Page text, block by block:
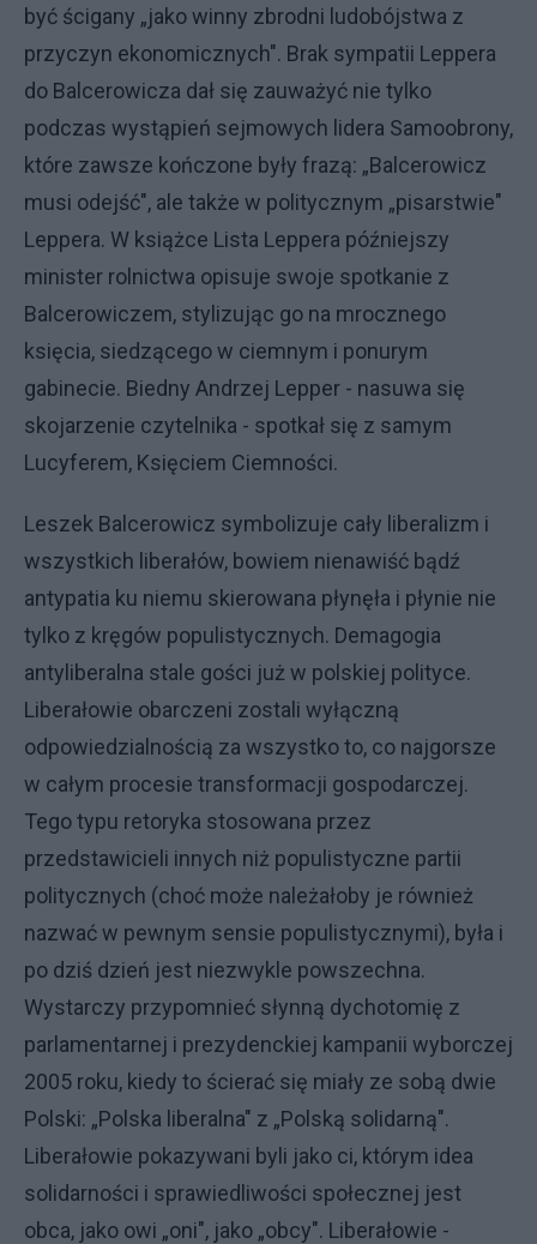
być ścigany „jako winny zbrodni ludobójstwa z
przyczyn ekonomicznych". Brak sympatii Leppera
do Balcerowicza dał się zauważyć nie tylko
podczas wystąpień sejmowych lidera Samoobrony,
które zawsze kończone były frazą: „Balcerowicz
musi odejść", ale także w politycznym „pisarstwie"
Leppera. W książce Lista Leppera późniejszy
minister rolnictwa opisuje swoje spotkanie z
Balcerowiczem, stylizując go na mrocznego
księcia, siedzącego w ciemnym i ponurym
gabinecie. Biedny Andrzej Lepper - nasuwa się
skojarzenie czytelnika - spotkał się z samym
Lucyferem, Księciem Ciemności.
Leszek Balcerowicz symbolizuje cały liberalizm i
wszystkich liberałów, bowiem nienawiść bądź
antypatia ku niemu skierowana płynęła i płynie nie
tylko z kręgów populistycznych. Demagogia
antyliberalna stale gości już w polskiej polityce.
Liberałowie obarczeni zostali wyłączną
odpowiedzialnością za wszystko to, co najgorsze
w całym procesie transformacji gospodarczej.
Tego typu retoryka stosowana przez
przedstawicieli innych niż populistyczne partii
politycznych (choć może należałoby je również
nazwać w pewnym sensie populistycznymi), była i
po dziś dzień jest niezwykle powszechna.
Wystarczy przypomnieć słynną dychotomię z
parlamentarnej i prezydenckiej kampanii wyborczej
2005 roku, kiedy to ścierać się miały ze sobą dwie
Polski: „Polska liberalna" z „Polską solidarną".
Liberałowie pokazywani byli jako ci, którym idea
solidarności i sprawiedliwości społecznej jest
obca, jako owi „oni", jako „obcy". Liberałowie -